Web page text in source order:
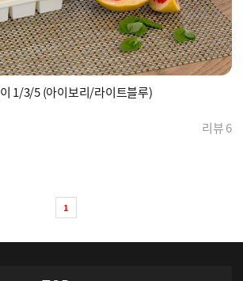
1/3/5 (아이보리/라이트블루)
리뷰 6
1